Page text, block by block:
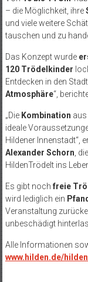
– die Möglichkeit, ihre
und viele weitere
tauschen und zu
Das Konzept wurde
120 Trödelkinder
Entdecken in den
Atmosphäre“,
„Die Kombination
ideale
Hildener Innenstadt“,
Alexander Schorn ,
HildenTrödelt ins
Es gibt noch freie
wird lediglich ein Pfand
Veranstaltung
unbeschädigt
Alle Informationen
www.hilden.de/